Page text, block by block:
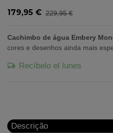
179,95 € 229,95 €
Cachimbo de água Embery
cores e desenhos ainda mais
Recíbelo el lunes
Descrição